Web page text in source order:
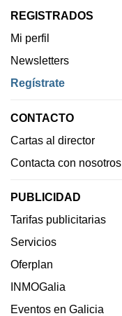
REGISTRADOS
Mi perfil
Newsletters
Regístrate
CONTACTO
Cartas al director
Contacta con nosotros
PUBLICIDAD
Tarifas publicitarias
Servicios
Oferplan
INMOGalia
Eventos en Galicia